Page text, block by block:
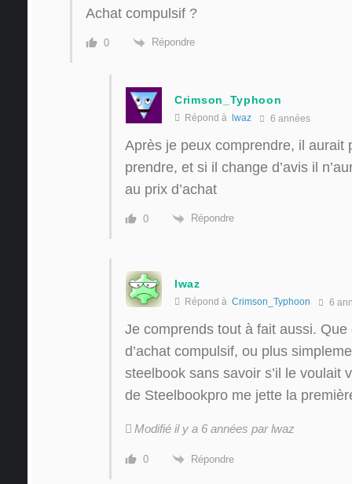
Achat compulsif ?
0 Répondre
Crimson_Typhoon
Répond à lwaz 6 années
Après je peux comprendre, il aurait
prendre, et si il change d’avis il
au prix d’achat
0 Répondre
lwaz
Répond à Crimson_Typhoon 6
Je comprends tout à fait aussi. Que
d’achat compulsif, ou plus
steelbook sans savoir s’il le voulait
de Steelbookpro me jette la
Modifié il y a 6 années par lwaz
0 Répondre